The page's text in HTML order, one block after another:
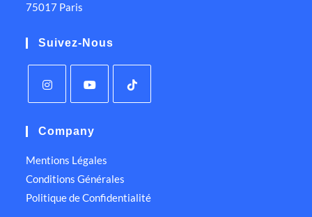
75017 Paris
Suivez-Nous
Company
Mentions Légales
Conditions Générales
Politique de Confidentialité